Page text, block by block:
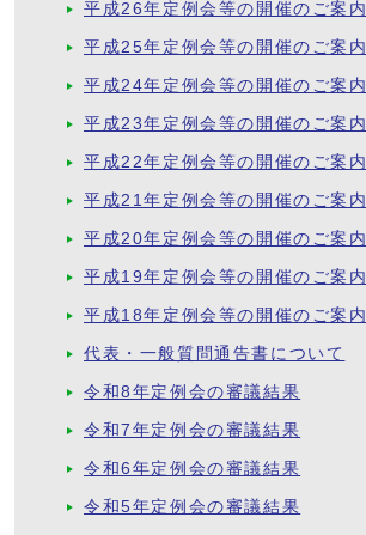
平成26年定例会等の開催のご案内
平成25年定例会等の開催のご案内
平成24年定例会等の開催のご案内
平成23年定例会等の開催のご案内
平成22年定例会等の開催のご案内
平成21年定例会等の開催のご案内
平成20年定例会等の開催のご案内
平成19年定例会等の開催のご案内
平成18年定例会等の開催のご案内
代表・一般質問通告書について
令和8年定例会の審議結果
令和7年定例会の審議結果
令和6年定例会の審議結果
令和5年定例会の審議結果